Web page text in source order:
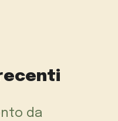
da